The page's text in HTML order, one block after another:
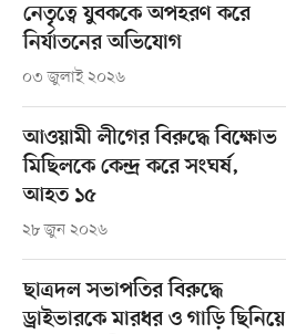
নেতৃত্বে যুবককে অপহরণ করে
নির্যাতনের অভিযোগ
০৩ জুলাই ২০২৬
আওয়ামী লীগের বিরুদ্ধে বিক্ষোভ
মিছিলকে কেন্দ্র করে সংঘর্ষ,
আহত ১৫
২৮ জুন ২০২৬
ছাত্রদল সভাপতির বিরুদ্ধে
ড্রাইভারকে মারধর ও গাড়ি ছিনিয়ে